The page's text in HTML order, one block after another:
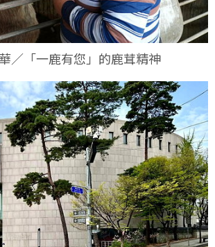
／「一鹿有您」的鹿茸精神